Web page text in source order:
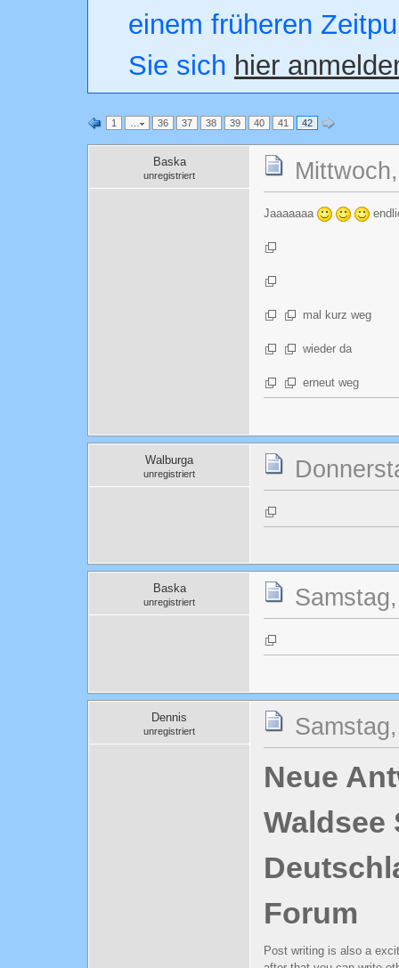
einem früheren
Sie sich hier
1 … 36 37 38 39 40 41 42
Baska
unregistriert
Jaaaaaaa
mal kurz weg
wieder da
erneut weg
Walburga
unregistriert
Baska
unregistriert
Dennis
unregistriert
Neue
Waldsee
Forum
Post writing is also a